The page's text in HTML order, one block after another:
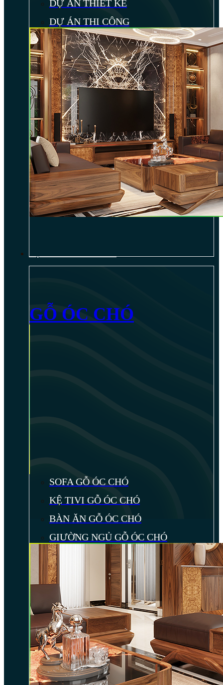
DỰ ÁN THIẾT KẾ
DỰ ÁN THI CÔNG
GỖ ÓC CHÓ
SOFA GỖ ÓC CHÓ
KỆ TIVI GỖ ÓC CHÓ
BÀN ĂN GỖ ÓC CHÓ
GIƯỜNG NGỦ GỖ ÓC CHÓ